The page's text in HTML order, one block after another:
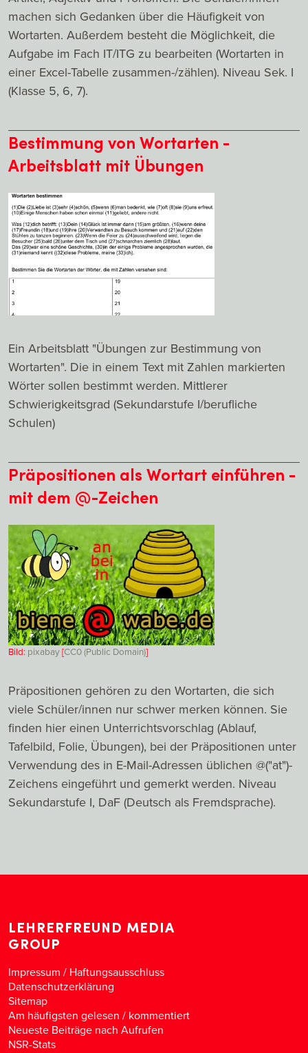
machen sich Gedanken über die Häufigkeit von
Wortarten. Außerdem besteht die Möglichkeit, die
Aufgabe im Fach IT/ITG zu bearbeiten (Wortarten in
einer Excel-Tabelle zusammen-/zählen). Niveau Sek. I
(Klasse 5, 6, 7).
Bestimmung von Wortarten -
Arbeitsblatt mit Übungen
Ein Arbeitsblatt "Übungen zur Bestimmung von
Wortarten". Die in einem Text mit Zahlen markierten
Wörter sollen bestimmt werden. Mittlerer
Schwierigkeitsgrad (Sekundarstufe I/berufliche
Schulen)
Präpositionen als Wortart einführen -
mit dem @-Zeichen
Bild: pixabay[CC0 (Public Domain)]
Präpositionen gehören zu den Wortarten, die sich
viele Schüler/innen nur schwer merken können. Sie
finden hier einen Unterrichtsvorschlag (Ablauf,
Tafelbild, Folie, Übungen), bei der Präpositionen unter
Verwendung des in E-Mail-Adressen üblichen @("at")-
Zeichens eingeführt und gemerkt werden. Niveau
Sekundarstufe I, DaF (Deutsch als Fremdsprache).
LEHRERFREUND MEDIA
GROUP
Impressum / Haftungsausschluss
Datenschutzerklärung
Sitemap
Am häufigsten gelesen / kommentiert
Neueste Beiträge nach Aufrufen
NSR-Stats